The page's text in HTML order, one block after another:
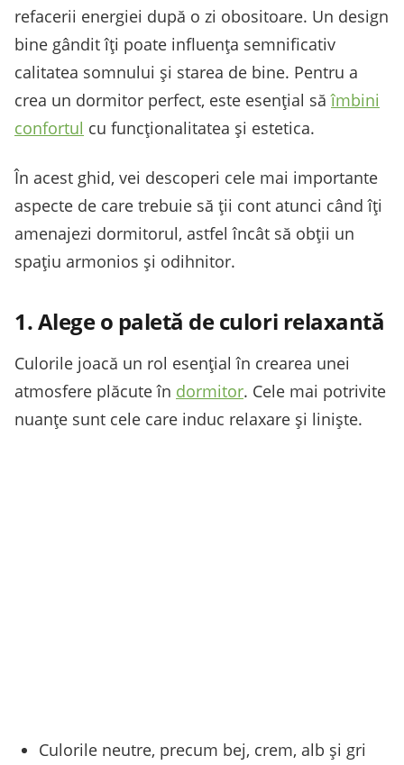
refacerii energiei după o zi obositoare. Un design
bine gândit îți poate influența semnificativ
calitatea somnului și starea de bine. Pentru a
crea un dormitor perfect, este esențial săîmbini
confortul cu funcționalitatea și estetica.
În acest ghid, vei descoperi cele mai importante
aspecte de care trebuie să ții cont atunci când îți
amenajezi dormitorul, astfel încât să obții un
spațiu armonios și odihnitor.
1. Alege o paletă de culori relaxantă
Culorile joacă un rol esențial în crearea unei
atmosfere plăcute în dormitor. Cele mai potrivite
nuanțe sunt cele care induc relaxare și liniște.
Culorile neutre, precum bej, crem, alb și gri